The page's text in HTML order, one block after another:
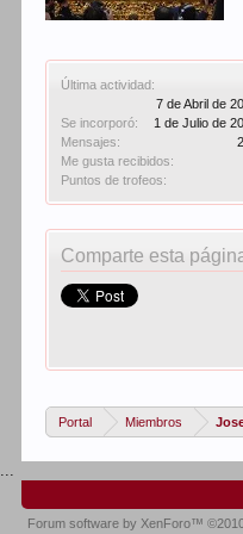
Última actividad:
7 de Abril de
Se incorporó:
1 de Julio de
Mensajes:
Me gusta recibidos:
Puntos de trofeos:
Comparte esta
Portal Miembros
Forum software by XenForo™